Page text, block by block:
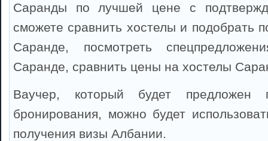
Саранды по лучшей цене с
сможете сравнить хостелы и подобрать
Саранде, посмотреть
Саранде, сравнить цены на хостелы
Ваучер, который будет предложен
бронирования, можно будет
получения визы Албании.